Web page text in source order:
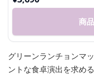
商
グリーンランチョンマ
ントな食卓演出を求め